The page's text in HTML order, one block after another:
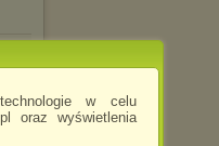
w celu
oraz wyświetlenia